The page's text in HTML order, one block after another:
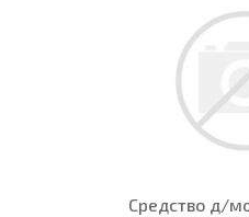
Средство д/